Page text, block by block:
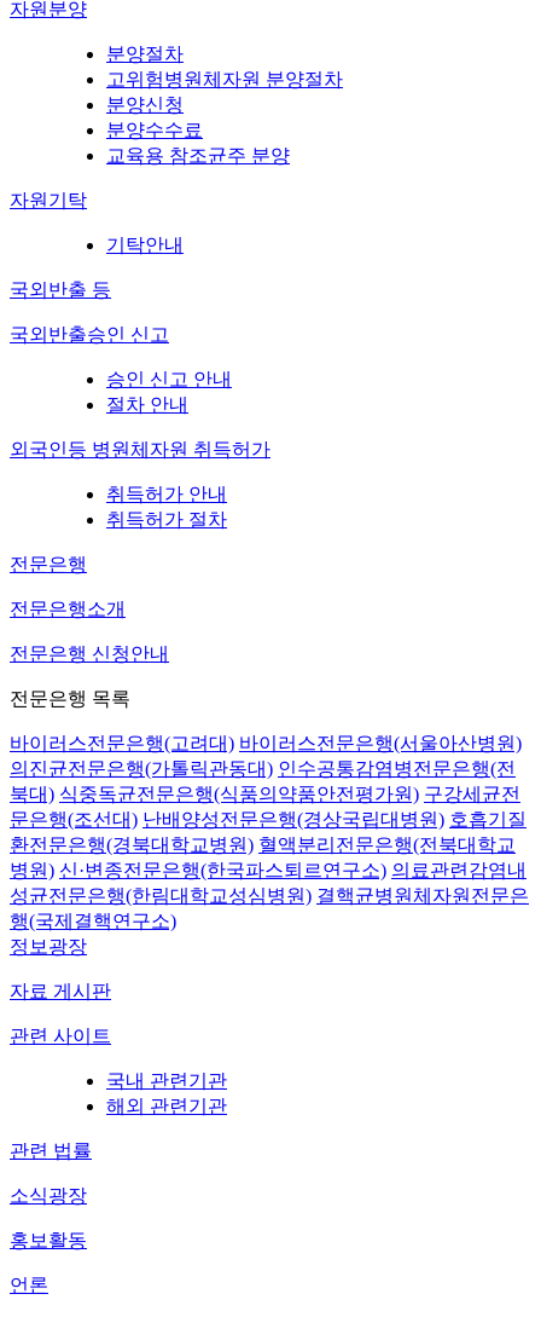
자원분양
분양절차
고위험병원체자원 분양절차
분양신청
분양수수료
교육용 참조균주 분양
자원기탁
기탁안내
국외반출 등
국외반출승인 신고
승인 신고 안내
절차 안내
외국인등 병원체자원 취득허가
취득허가 안내
취득허가 절차
전문은행
전문은행소개
전문은행 신청안내
전문은행 목록
바이러스전문은행(고려대) 바이러스전문은행(서울아산병원)
의진균전문은행(가톨릭관동대) 인수공통감염병전문은행(전
북대) 식중독균전문은행(식품의약품안전평가원) 구강세균전
문은행(조선대) 난배양성전문은행(경상국립대병원) 호흡기질
환전문은행(경북대학교병원) 혈액분리전문은행(전북대학교
병원) 신·변종전문은행(한국파스퇴르연구소) 의료관련감염내
성균전문은행(한림대학교성심병원) 결핵균병원체자원전문은
행(국제결핵연구소)
정보광장
자료 게시판
관련 사이트
국내 관련기관
해외 관련기관
관련 법률
소식광장
홍보활동
언론